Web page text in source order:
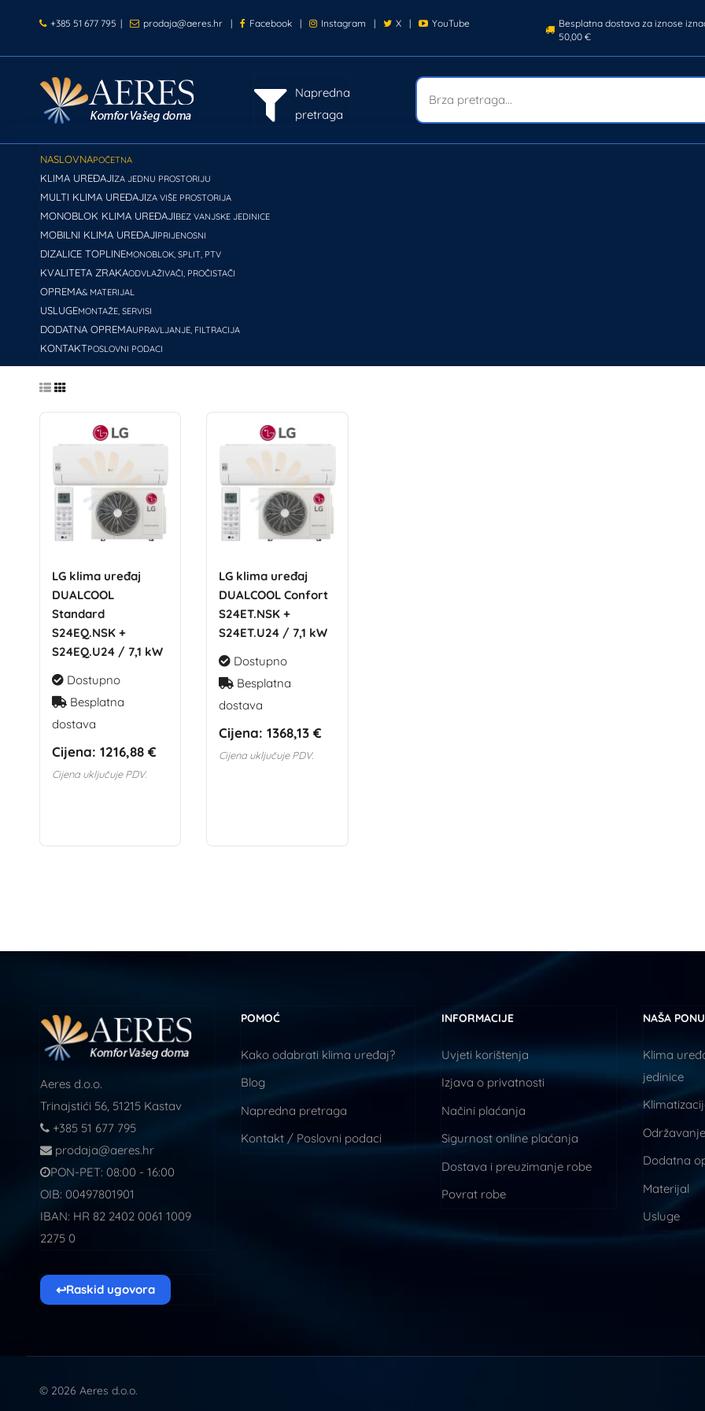
+385 51 677 795 | prodaja@aeres.hr | Facebook | Instagram | X | YouTube
Besplatna dostava za iznose
50,00 €
Napredna
pretraga
NASLOVNAPOČETNA
KLIMA UREĐAJIZA JEDNU PROSTORIJU
MULTI KLIMA UREĐAJIZA VIŠE PROSTORIJA
MONOBLOK KLIMA UREĐAJIBEZ VANJSKE JEDINICE
MOBILNI KLIMA UREĐAJIPRIJENOSNI
DIZALICE TOPLINEMONOBLOK, SPLIT, PTV
KVALITETA ZRAKAODVLAŽIVAČI, PROČISTAČI
OPREMA& MATERIJAL
USLUGEMONTAŽE, SERVISI
DODATNA OPREMAUPRAVLJANJE, FILTRACIJA
KONTAKTPOSLOVNI PODACI
LG klima uređaj
DUALCOOL
Standard
S24EQ.NSK +
S24EQ.U24 / 7,1 kW
Dostupno
Besplatna
dostava
Cijena: 1216,88 €
Cijena uključuje PDV.
LG klima uređaj
DUALCOOL Confort
S24ET.NSK +
S24ET.U24 / 7,1 kW
Dostupno
Besplatna
dostava
Cijena: 1368,13 €
Cijena uključuje PDV.
Aeres d.o.o.
Trinajstići 56, 51215 Kastav
+385 51 677 795
prodaja@aeres.hr
PON-PET: 08:00 - 16:00
OIB: 00497801901
IBAN: HR 82 2402 0061 1009
2275 0
↩Raskid ugovora
POMOĆ
Kako odabrati klima uređaj?
Blog
Napredna pretraga
Kontakt / Poslovni podaci
INFORMACIJE
Uvjeti korištenja
Izjava o privatnosti
Načini plaćanja
Sigurnost online plaćanja
Dostava i preuzimanje robe
Povrat robe
NAŠA
Klima
jedinice
Dodatna
Materijal
Usluge
© 2026 Aeres d.o.o.